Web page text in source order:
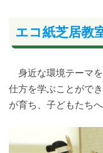
エコ紙芝居教
身近な環境テーマ
仕方を学ぶことがで
が育ち、子どもたち